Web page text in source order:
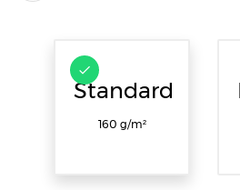
Standard
160 g/m²